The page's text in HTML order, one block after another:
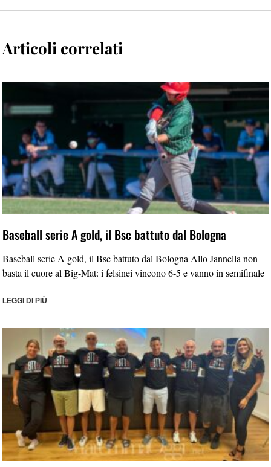
Articoli correlati
Baseball serie A gold, il Bsc battuto dal Bologna
Baseball serie A gold, il Bsc battuto dal Bologna Allo Jannella non
basta il cuore al Big-Mat: i felsinei vincono 6-5 e vanno in semifinale
LEGGI DI PIÙ